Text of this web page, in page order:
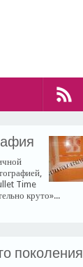
Time
круто»...
поколения